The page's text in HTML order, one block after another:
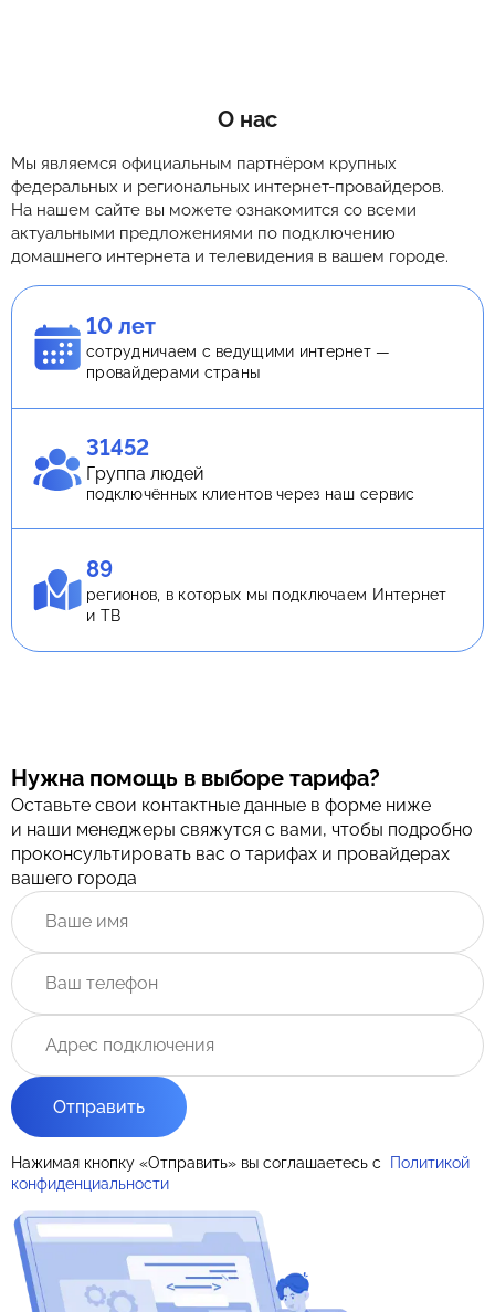
О нас
Мы являемся официальным партнёром крупных
федеральных и региональных интернет-провайдеров.
На нашем сайте вы можете ознакомится со всеми
актуальными предложениями по подключению
домашнего интернета и телевидения в вашем городе.
10 лет
сотрудничаем с ведущими интернет —
провайдерами страны
31452
Группа людей
подключённых клиентов через наш сервис
89
регионов, в которых мы подключаем Интернет
и ТВ
Нужна помощь в выборе тарифа?
Оставьте свои контактные данные в форме ниже
и наши менеджеры свяжутся с вами, чтобы подробно
проконсультировать вас о тарифах и провайдерах
вашего города
Отправить
Нажимая кнопку «Отправить» вы соглашаетесь с
Политикой
конфиденциальности